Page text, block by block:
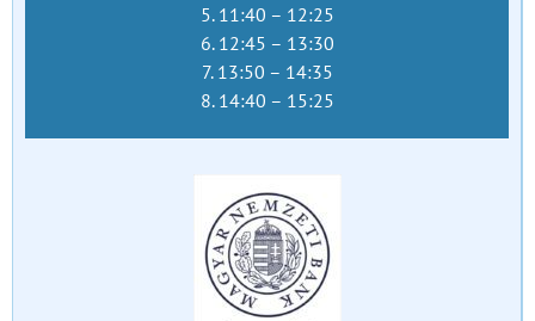
5. 11:40 – 12:25
6. 12:45 – 13:30
7. 13:50 – 14:35
8. 14:40 – 15:25